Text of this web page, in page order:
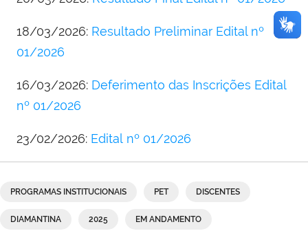
18/03/2026: Resultado Preliminar Edital nº
01/2026
16/03/2026: Deferimento das Inscrições Edital
nº 01/2026
23/02/2026: Edital nº 01/2026
PROGRAMAS INSTITUCIONAIS PET DISCENTES
DIAMANTINA 2025 EM ANDAMENTO